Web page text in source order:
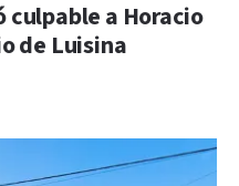
culpable a Horacio
de Luisina